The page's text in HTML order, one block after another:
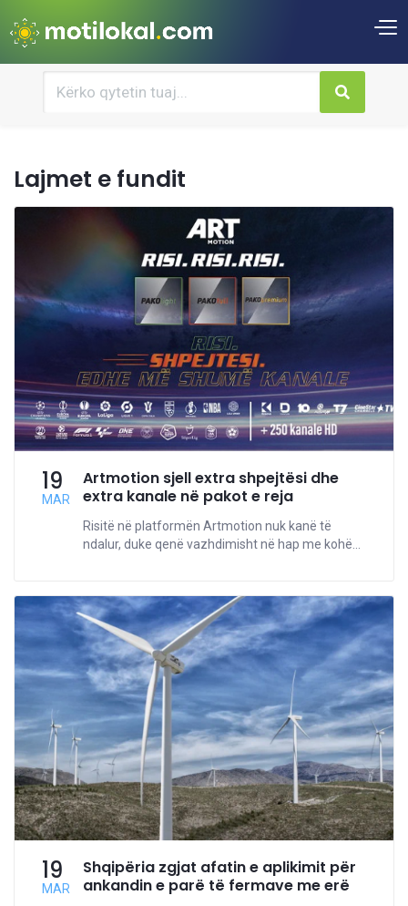
Lajmet e fundit
19
MAR
Artmotion sjell extra shpejtësi dhe
extra kanale në pakot e reja
Risitë në platformën Artmotion nuk kanë të
ndalur, duke qenë vazhdimisht në hap me kohë...
19
MAR
Shqipëria zgjat afatin e aplikimit për
ankandin e parë të fermave me erë